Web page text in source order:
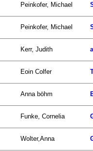
Peinkofer, Michael
Peinkofer, Michael
Kerr, Judith
Eoin Colfer
Anna böhm
Funke, Cornelia
Wolter,Anna